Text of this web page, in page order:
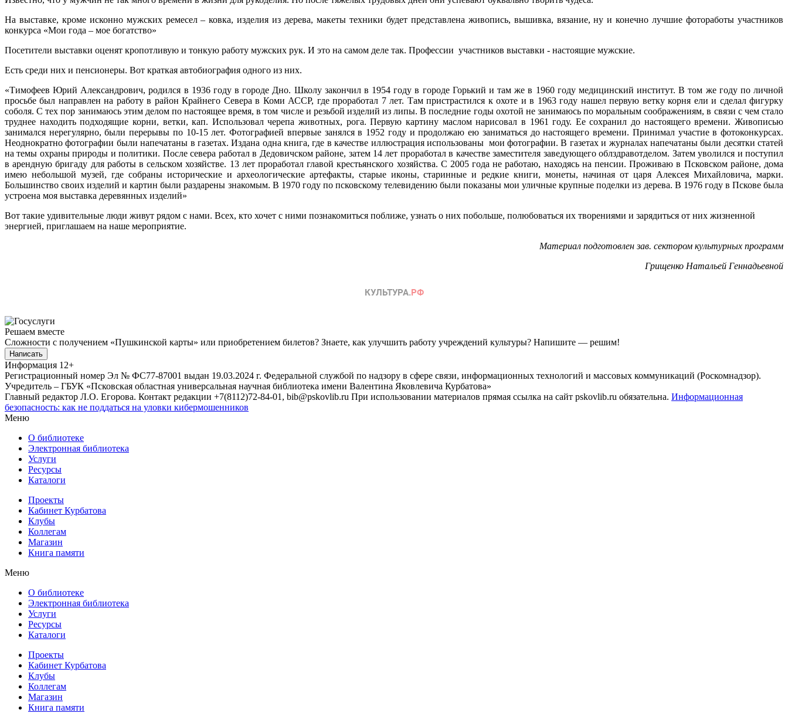
На выставке, кроме исконно мужских ремесел – ковка, изделия из дерева, макеты техники будет представлена живопись, вышивка, вязание, ну и конечно лучшие фотоработы участников
конкурса «Мои года – мое богатство»
Посетители выставки оценят кропотливую и тонкую работу мужских рук. И это на самом деле так. Профессии участников выставки - настоящие мужские.
Есть среди них и пенсионеры. Вот краткая автобиография одного из них.
«Тимофеев Юрий Александрович, родился в 1936 году в городе Дно. Школу закончил в 1954 году в городе Горький и там же в 1960 году медицинский институт. В том же году по личной
просьбе был направлен на работу в район Крайнего Севера в Коми АССР, где проработал 7 лет. Там пристрастился к охоте и в 1963 году нашел первую ветку корня ели и сделал фигурку
соболя. С тех пор занимаюсь этим делом по настоящее время, в том числе и резьбой изделий из липы. В последние годы охотой не занимаюсь по моральным соображениям, в связи с чем стало
труднее находить подходящие корни, ветки, кап. Использовал черепа животных, рога. Первую картину маслом нарисовал в 1961 году. Ее сохранил до настоящего времени. Живописью
занимался нерегулярно, были перерывы по 10-15 лет. Фотографией впервые занялся в 1952 году и продолжаю ею заниматься до настоящего времени. Принимал участие в фотоконкурсах.
Неоднократно фотографии были напечатаны в газетах. Издана одна книга, где в качестве иллюстрация использованы мои фотографии. В газетах и журналах напечатаны были десятки статей
на темы охраны природы и политики. После севера работал в Дедовичском районе, затем 14 лет проработал в качестве заместителя заведующего облздравотделом. Затем уволился и поступил
в арендную бригаду для работы в сельском хозяйстве. 13 лет проработал главой крестьянского хозяйства. С 2005 года не работаю, находясь на пенсии. Проживаю в Псковском районе, дома
имею небольшой музей, где собраны исторические и археологические артефакты, старые иконы, старинные и редкие книги, монеты, начиная от царя Алексея Михайловича, марки.
Большинство своих изделий и картин были раздарены знакомым. В 1970 году по псковскому телевидению были показаны мои уличные крупные поделки из дерева. В 1976 году в Пскове была
устроена моя выставка деревянных изделий»
Вот такие удивительные люди живут рядом с нами. Всех, кто хочет с ними познакомиться поближе, узнать о них побольше, полюбоваться их творениями и зарядиться от них жизненной
энергией, приглашаем на наше мероприятие.
Материал подготовлен зав. сектором культурных программ
Грищенко Натальей Геннадьевной
Решаем вместе
Сложности с получением «Пушкинской карты» или приобретением билетов? Знаете, как улучшить работу учреждений культуры? Напишите — решим!
Написать
Информация 12+
Регистрационный номер Эл № ФС77-87001 выдан 19.03.2024 г. Федеральной службой по надзору в сфере связи, информационных технологий и массовых коммуникаций (Роскомнадзор).
Учредитель – ГБУК «Псковская областная универсальная научная библиотека имени Валентина Яковлевича Курбатова»
Главный редактор Л.О. Егорова. Контакт редакции +7(8112)72-84-01, bib@pskovlib.ru При использовании материалов прямая ссылка на сайт pskovlib.ru обязательна. Информационная
безопасность: как не поддаться на уловки кибермошенников
Меню
О библиотеке
Электронная библиотека
Услуги
Ресурсы
Каталоги
Проекты
Кабинет Курбатова
Клубы
Коллегам
Магазин
Книга памяти
Меню
О библиотеке
Электронная библиотека
Услуги
Ресурсы
Каталоги
Проекты
Кабинет Курбатова
Клубы
Коллегам
Магазин
Книга памяти